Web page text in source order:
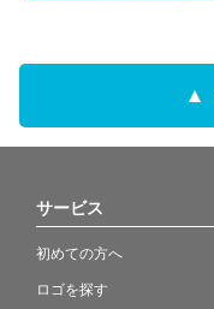
サービス
初めての方へ
ロゴを探す